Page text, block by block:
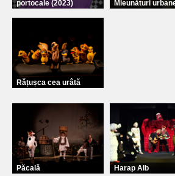
portocale (2023)
Mieunături
Rățușca cea urâtă
Păcală Harap Alb